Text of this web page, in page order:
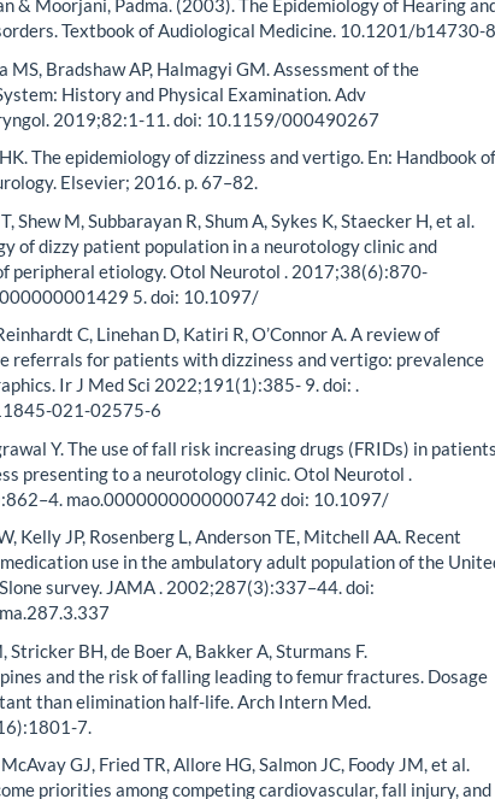
Head Neck Surg.2017;156(3_suppl):S1–47.
doi:
& Moorjani, Padma. (2003). The Epidemiology of Hearing and
Textbook of Audiological Medicine. 10.1201/b14730-8.
History and Physical Examination. Adv
2019;82:1-11. doi: 10.1159/000490267
The epidemiology of dizziness and vertigo. En: Handbook of
Elsevier; 2016. p. 67–82.
Shew M, Subbarayan R, Shum A, Sykes K, Staecker H, et al.
peripheral etiology. Otol Neurotol . 2017;38(6):870-
5. doi: 10.1097/
C, Linehan D, Katiri R, O’Connor A. A review of
Ir J Med Sci 2022;191(1):385- 9. doi: .
021-02575-6
presenting to a neurotology clinic. Otol Neurotol .
mao.0000000000000742 doi: 10.1097/
Kelly JP, Rosenberg L, Anderson TE, Mitchell AA. Recent
survey. JAMA . 2002;287(3):337–44. doi:
Stricker BH, de Boer A, Bakker A, Sturmans F.
than elimination half-life. Arch Intern Med.